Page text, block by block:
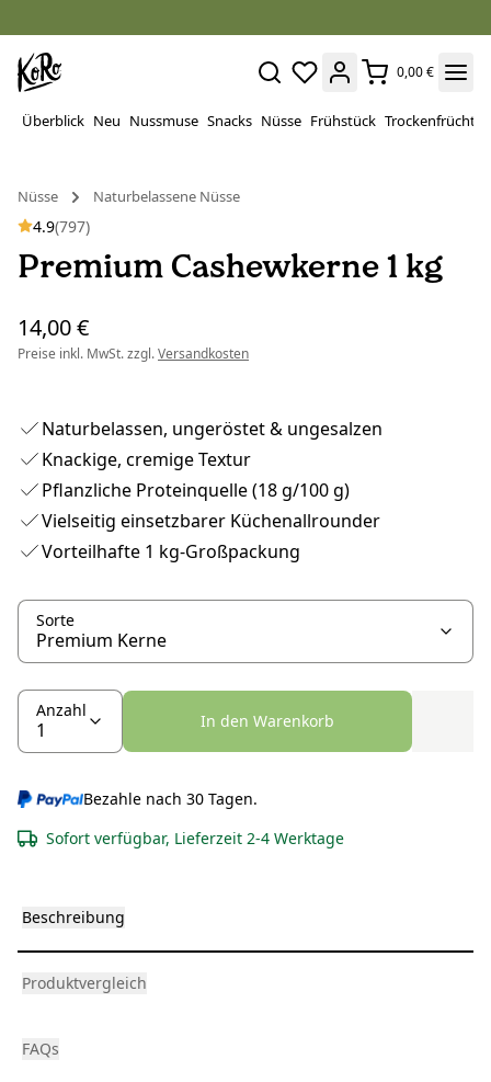
0,00 €
Überblick Neu Nussmuse Snacks Nüsse Frühstück Trockenfrüchte
Nüsse
Naturbelassene Nüsse
4.9(797)
Premium Cashewkerne 1 kg
14,00 €
Preise inkl. MwSt. zzgl.Versandkosten
Naturbelassen, ungeröstet & ungesalzen
Knackige, cremige Textur
Pflanzliche Proteinquelle (18 g/100 g)
Vielseitig einsetzbarer Küchenallrounder
Vorteilhafte 1 kg-Großpackung
Sorte
Anzahl
In den Warenkorb
Bezahle nach 30 Tagen.
Sofort verfügbar, Lieferzeit 2-4 Werktage
Beschreibung
Produktvergleich
FAQs